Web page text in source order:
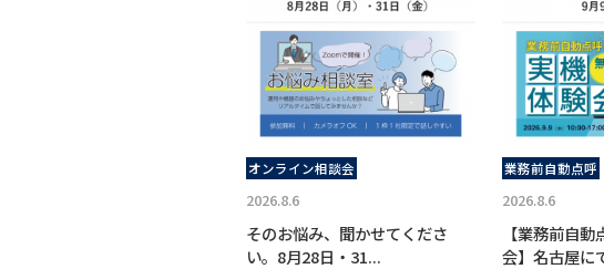
オンライン相談会
2026.8.6
そのお悩み、聞かせてくださ
い。8月28日・31...
業務前自動点呼
2026.8.6
【業務前自
会】名古屋に